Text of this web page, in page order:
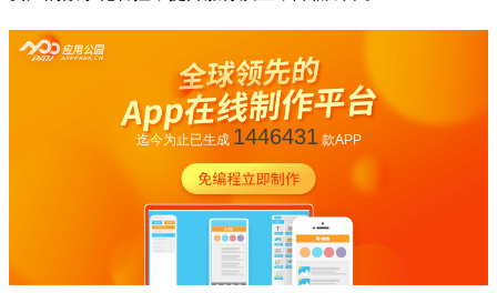
迄今为止已生成 1446431款APP